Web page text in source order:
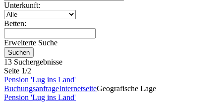
Unterkunft:
Betten:
Erweiterte Suche
13 Suchergebnisse
Seite 1/2
Pension 'Lug ins Land'
BuchungsanfrageInternetseiteGeografische Lage
Pension 'Lug ins Land'